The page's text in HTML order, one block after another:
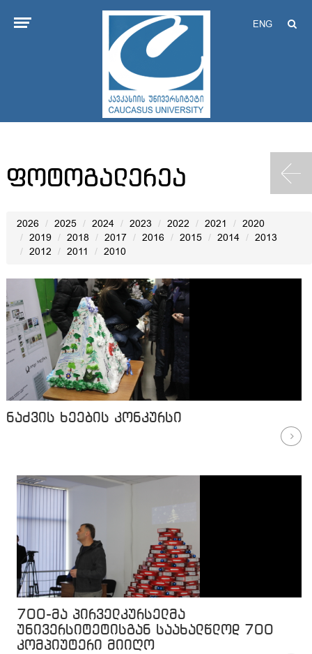
ENG
ფოტოგალერეა
2026 2025 2024 2023 2022 2021
2020
2019
2018 2017 2016 2015 2014
2013
2012
2011 2010
ნაძვის ხეების კონკურსი
700-მა პირველკურსელმა
უნივერსიტეტისგან საახალწლოდ 700
კომპიუტერი მიიღო